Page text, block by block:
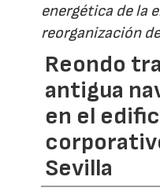
energética de la
reorganización
Reondo
antigua
en el
Sevilla